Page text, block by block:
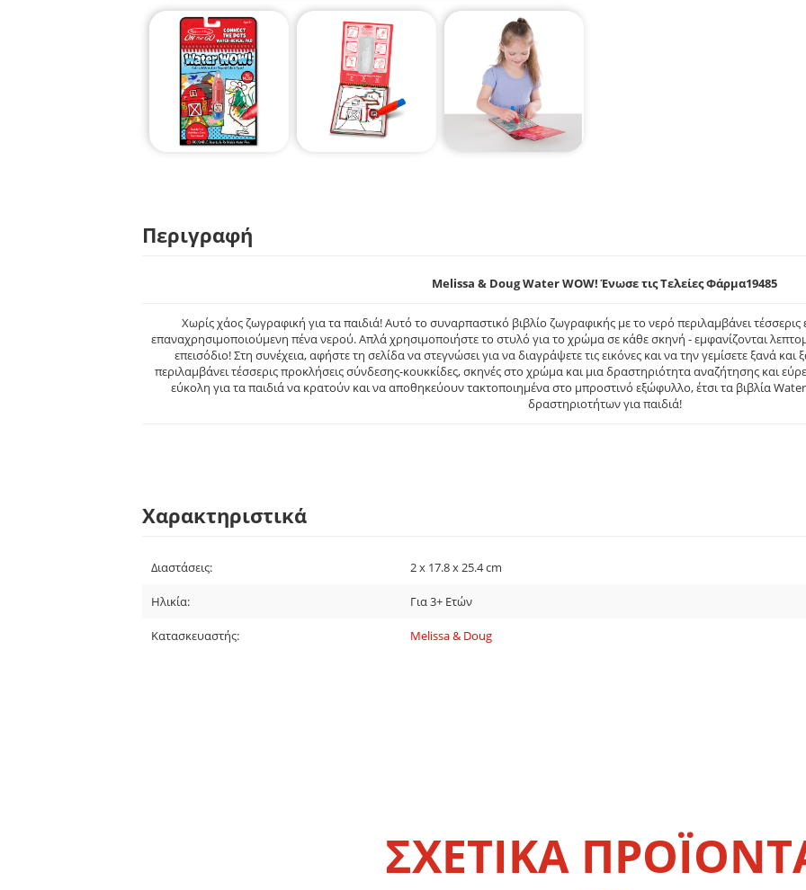
Περιγραφή
Melissa & Doug Water WOW! Ένωσε τις Τελείες Φάρμα19485
Χωρίς χάος ζωγραφική για τα παιδιά! Αυτό το συναρπαστικό βιβλίο ζωγραφικής με το νερό περιλαμβάνει τέσσερις
επαναχρησιμοποιούμενη πένα νερού. Απλά χρησιμοποιήστε το στυλό για το χρώμα σε κάθε σκηνή - εμφανίζονται
επεισόδιο! Στη συνέχεια, αφήστε τη σελίδα να στεγνώσει για να διαγράψετε τις εικόνες και να την γεμίσετε ξανά
περιλαμβάνει τέσσερις προκλήσεις σύνδεσης-κουκκίδες, σκηνές στο χρώμα και μια δραστηριότητα αναζήτησης και
εύκολη για τα παιδιά να κρατούν και να αποθηκεύουν τακτοποιημένα στο μπροστινό εξώφυλλο, έτσι τα βιβλία
δραστηριοτήτων για παιδιά!
Χαρακτηριστικά
Διαστάσεις: 2 x 17.8 x 25.4 cm
Ηλικία: Για 3+ Ετών
Κατασκευαστής: Melissa & Doug
ΣΧΕΤΙΚΑ